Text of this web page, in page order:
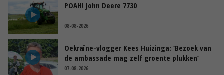
POAH! John Deere 7730
08-08-2026
Oekraïne-vlogger Kees Huizinga: ‘Bezoek van
de ambassade mag zelf groente plukken’
07-08-2026